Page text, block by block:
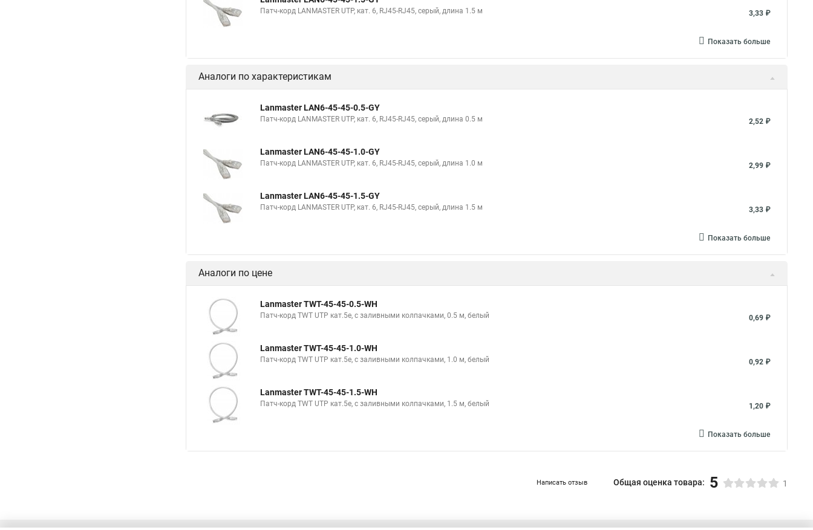
Патч-корд LANMASTER UTP, кат. 6, RJ45-RJ45, серый, длина 1.5 м 3,33 ₽
Показать больше
Аналоги по характеристикам
Lanmaster LAN6-45-45-0.5-GY
Патч-корд LANMASTER UTP, кат. 6, RJ45-RJ45, серый, длина 0.5 м 2,52 ₽
Lanmaster LAN6-45-45-1.0-GY
Патч-корд LANMASTER UTP, кат. 6, RJ45-RJ45, серый, длина 1.0 м 2,99 ₽
Lanmaster LAN6-45-45-1.5-GY
Патч-корд LANMASTER UTP, кат. 6, RJ45-RJ45, серый, длина 1.5 м 3,33 ₽
Показать больше
Аналоги по цене
Lanmaster TWT-45-45-0.5-WH
Патч-корд TWT UTP кат.5e, с заливными колпачками, 0.5 м, белый 0,69 ₽
Lanmaster TWT-45-45-1.0-WH
Патч-корд TWT UTP кат.5e, с заливными колпачками, 1.0 м, белый 0,92 ₽
Lanmaster TWT-45-45-1.5-WH
Патч-корд TWT UTP кат.5e, с заливными колпачками, 1.5 м, белый 1,20 ₽
Показать больше
Написать отзыв Общая оценка товара: 5 1